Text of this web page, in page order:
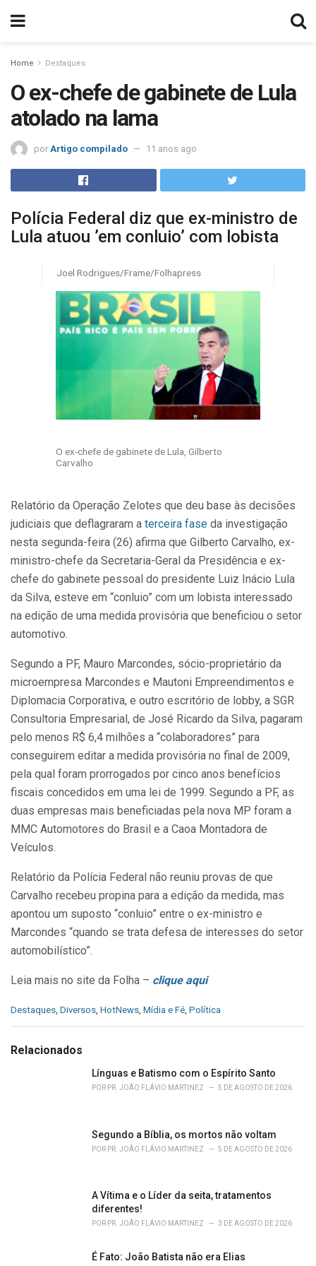
Home Destaques
O ex-chefe de gabinete de Lula
atolado na lama
por Artigo compilado 11 anos ago
Polícia Federal diz que ex-ministro de
Lula atuou ’em conluio’ com lobista
Joel Rodrigues/Frame/Folhapress
O ex-chefe de gabinete de Lula, Gilberto
Carvalho
Relatório da Operação Zelotes que deu base às decisões
judiciais que deflagraram a terceira fase da investigação
nesta segunda-feira (26) afirma que Gilberto Carvalho, ex-
ministro-chefe da Secretaria-Geral da Presidência e ex-
chefe do gabinete pessoal do presidente Luiz Inácio Lula
da Silva, esteve em “conluio” com um lobista interessado
na edição de uma medida provisória que beneficiou o setor
automotivo.
Segundo a PF, Mauro Marcondes, sócio-proprietário da
microempresa Marcondes e Mautoni Empreendimentos e
Diplomacia Corporativa, e outro escritório de lobby, a SGR
Consultoria Empresarial, de José Ricardo da Silva, pagaram
pelo menos R$ 6,4 milhões a “colaboradores” para
conseguirem editar a medida provisória no final de 2009,
pela qual foram prorrogados por cinco anos benefícios
fiscais concedidos em uma lei de 1999. Segundo a PF, as
duas empresas mais beneficiadas pela nova MP foram a
MMC Automotores do Brasil e a Caoa Montadora de
Veículos.
Relatório da Polícia Federal não reuniu provas de que
Carvalho recebeu propina para a edição da medida, mas
apontou um suposto “conluio” entre o ex-ministro e
Marcondes “quando se trata defesa de interesses do setor
automobilístico”.
Leia mais no site da Folha – clique aqui
C
e
Destaques Diversos HotNews Mídia e Fé Política
Relacionados
Línguas e Batismo com o Espírito Santo
POR PR. JOÃO FLÁVIO MARTINEZ 5 DE AGOSTO DE 2026
Segundo a Bíblia, os mortos não voltam
POR PR. JOÃO FLÁVIO MARTINEZ 5 DE AGOSTO DE 2026
A Vítima e o Líder da seita, tratamentos
diferentes!
POR PR. JOÃO FLÁVIO MARTINEZ 3 DE AGOSTO DE 2026
É Fato: João Batista não era Elias